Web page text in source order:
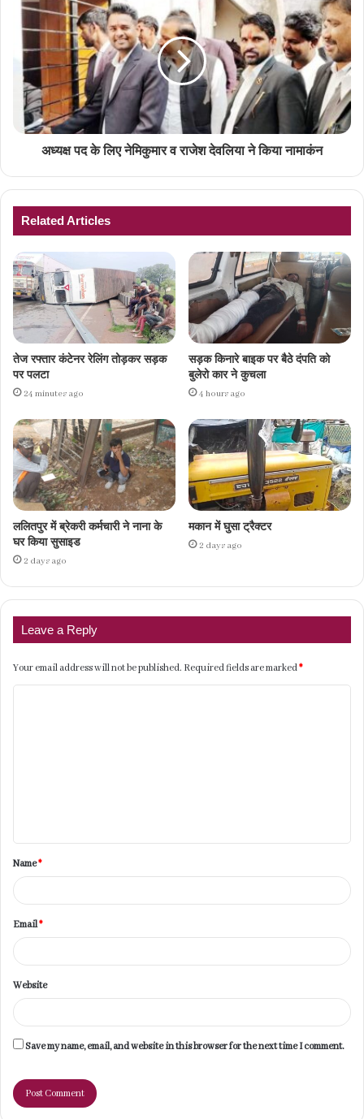
अध्यक्ष पद के लिए नेमिकुमार व राजेश देवलिया ने किया नामाकंन
Related Articles
तेज रफ्तार कंटेनर रेलिंग तोड़कर सड़क
पर पलटा
24 minutes ago
सड़क किनारे बाइक पर बैठे दंपति को
बुलेरो कार ने कुचला
4 hours ago
ललितपुर में ब्रेकरी कर्मचारी ने नाना के
घर किया सुसाइड
2 days ago
मकान में घुसा ट्रैक्टर
2 days ago
Leave a Reply
Your email address will not be published. Required fields are marked*
t
*Name*
Email*
Website
Save my name, email, and website in this browser for the next time I comment.